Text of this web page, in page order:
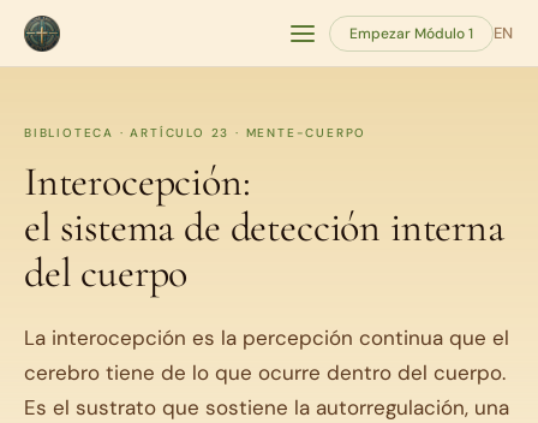
Empezar Módulo 1 EN
BIBLIOTECA · ARTÍCULO 23 · MENTE-CUERPO
Interocepción:
el sistema de detección interna
del cuerpo
La interocepción es la percepción continua que el
cerebro tiene de lo que ocurre dentro del cuerpo.
Es el sustrato que sostiene la autorregulación, una